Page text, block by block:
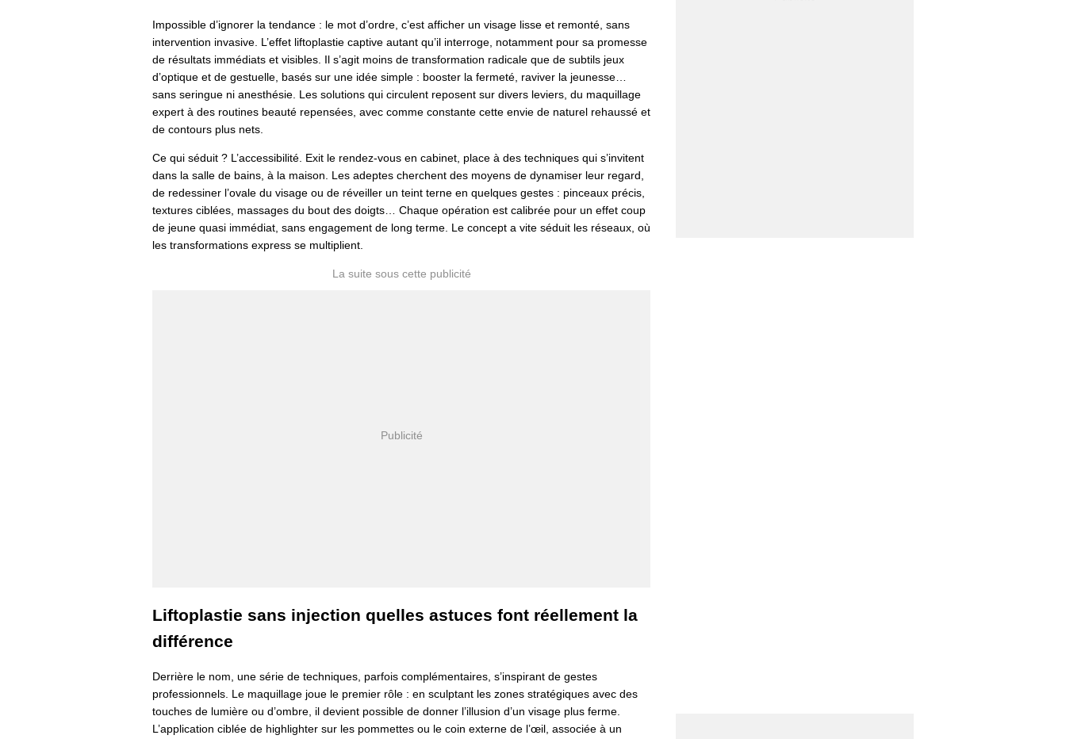
Impossible d’ignorer la tendance : le mot d’ordre, c’est afficher un visage lisse et remonté, sans
intervention invasive. L’effet liftoplastie captive autant qu’il interroge, notamment pour sa promesse
de résultats immédiats et visibles. Il s’agit moins de transformation radicale que de subtils jeux
d’optique et de gestuelle, basés sur une idée simple : booster la fermeté, raviver la jeunesse…
sans seringue ni anesthésie. Les solutions qui circulent reposent sur divers leviers, du maquillage
expert à des routines beauté repensées, avec comme constante cette envie de naturel rehaussé et
de contours plus nets.
Ce qui séduit ? L’accessibilité. Exit le rendez-vous en cabinet, place à des techniques qui s’invitent
dans la salle de bains, à la maison. Les adeptes cherchent des moyens de dynamiser leur regard,
de redessiner l’ovale du visage ou de réveiller un teint terne en quelques gestes : pinceaux précis,
textures ciblées, massages du bout des doigts… Chaque opération est calibrée pour un effet coup
de jeune quasi immédiat, sans engagement de long terme. Le concept a vite séduit les réseaux, où
les transformations express se multiplient.
Liftoplastie sans injection quelles astuces font réellement la
différence
Derrière le nom, une série de techniques, parfois complémentaires, s’inspirant de gestes
professionnels. Le maquillage joue le premier rôle : en sculptant les zones stratégiques avec des
touches de lumière ou d’ombre, il devient possible de donner l’illusion d’un visage plus ferme.
L’application ciblée de highlighter sur les pommettes ou le coin externe de l’œil, associée à un